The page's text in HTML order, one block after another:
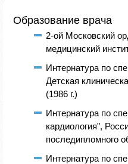
Образование врача
2-ой Московский
медицинский
Интернатура по
Детская
(1986 г.)
Интернатура по
кардиология",
последипломного
Интернатура по